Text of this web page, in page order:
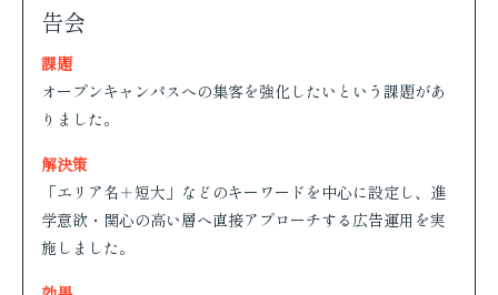
告会
課題
オープンキャンパスへの集客を強化したいという課題があ
りました。
解決策
「エリア名＋短大」などのキーワードを中心に設定し、進
学意欲・関心の高い層へ直接アプローチする広告運用を実
施しました。